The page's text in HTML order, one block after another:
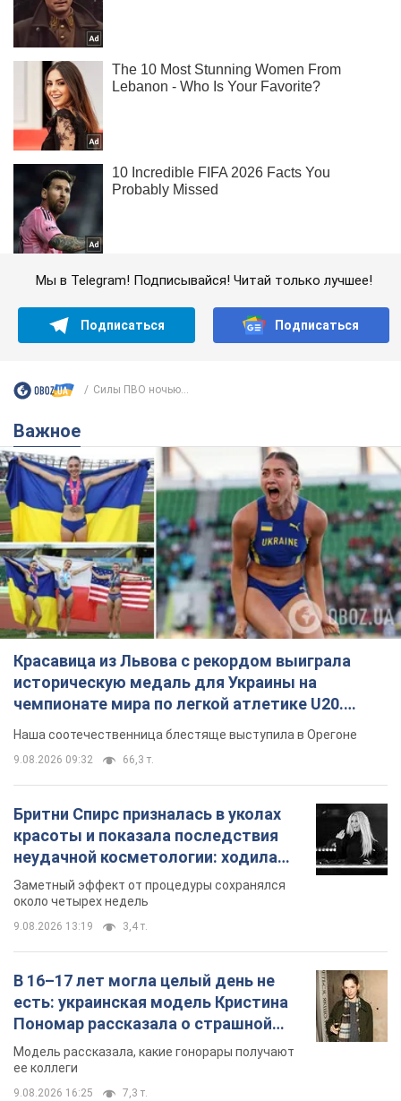
Мы в Telegram! Подписывайся! Читай только лучшее!
Подписаться Подписаться
Силы ПВО ночью...
Важное
Красавица из Львова с рекордом выиграла
историческую медаль для Украины на
чемпионате мира по легкой атлетике U20.
Видео
Наша соотечественница блестяще выступила в Орегоне
9.08.2026 09:32 66,3 т.
Бритни Спирс призналась в уколах
красоты и показала последствия
неудачной косметологии: ходила
так почти месяц
Заметный эффект от процедуры сохранялся
около четырех недель
9.08.2026 13:19 3,4 т.
В 16–17 лет могла целый день не
есть: украинская модель Кристина
Пономар рассказала о страшной
стороне модельной карьеры
Модель рассказала, какие гонорары получают
ее коллеги
9.08.2026 16:25 7,3 т.